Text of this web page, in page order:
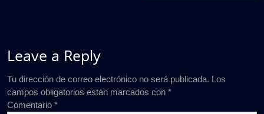
Leave a Reply
Tu dirección de correo electrónico no será publicada. Los
campos obligatorios están marcados con *
Comentario *